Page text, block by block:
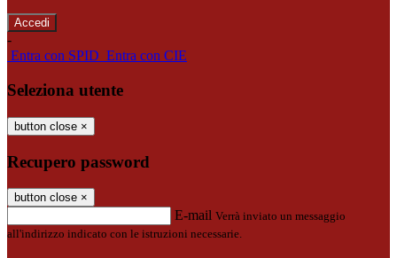
-
Entra con SPID Entra con CIE
Seleziona utente
button close ×
Recupero password
button close ×
E-mail Verrà inviato un messaggio
all'indirizzo indicato con le istruzioni necessarie.